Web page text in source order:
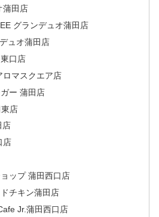
蒲田店
グランデュオ蒲田店
ュオ蒲田店
口店
ロマスクエア店
ー 蒲田店
店
店
店
ップ 蒲田西口店
チキン蒲田店
Jr.蒲田西口店